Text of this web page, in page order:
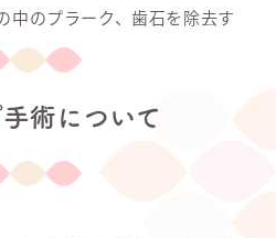
中のプラーク、歯石を除去す
術について